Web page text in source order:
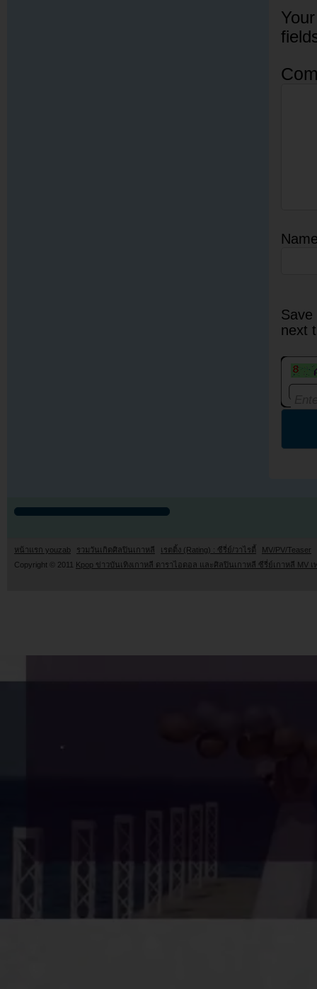
next
หน้าแรก youzab รวมวันเกิดศิลปินเกาหลี เรตติ้ง (Rating) : ซีรี่ย์/วาไรตี้
MV/PV/Teaser
Copyright © 2011 Kpop ข่าวบันเทิงเกาหลี ดาราไอดอล และศิลปินเกาหลี ซีรี่ย์เกาหลี MV